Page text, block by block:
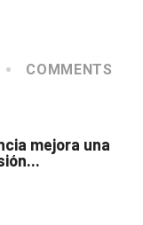
COMMENTS
mejora una